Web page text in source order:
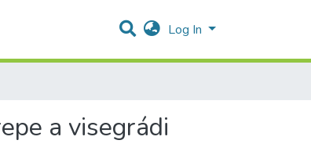
Log In
a visegrádi